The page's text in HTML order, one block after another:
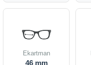
Ekartman
46 mm